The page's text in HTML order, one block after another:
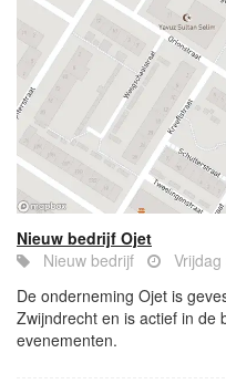
Nieuw bedrijf Ojet
Nieuw bedrijf
De onderneming Ojet is
Zwijndrecht en is actief in de
evenementen.